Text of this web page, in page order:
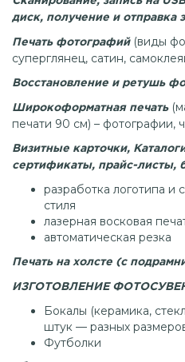
диск, получение и отправка
Печать фотографий(виды
суперглянец, сатин,
Восстановление и ретушь
Широкоформатная печать
печати 90 см) – фотографии,
Визитные карточки,
сертификаты, прайс-листы,
разработка логотипа и
стиля
лазерная восковая
автоматическая резка
Печать на холсте (с
ИЗГОТОВЛЕНИЕ
Бокалы (керамика,
штук — разных
Футболки